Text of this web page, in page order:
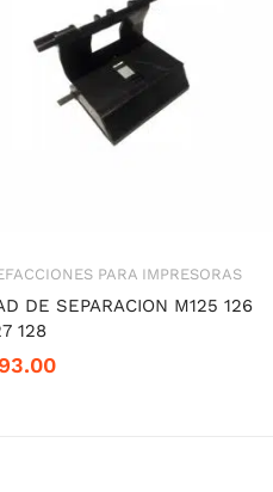
PARA IMPRESORAS
DE SEPARACION M125 126
128